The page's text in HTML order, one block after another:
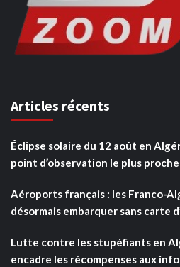
Articles récents
Éclipse solaire du 12 août en
point d’observation le plus proche
Aéroports français : les Franco-
désormais embarquer sans carte
Lutte contre les stupéfiants en
encadre les récompenses aux